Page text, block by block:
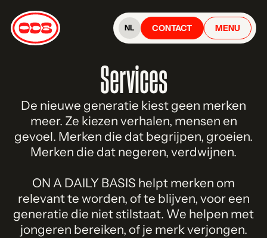
NL CONTACT MENU
Services
De nieuwe generatie kiest geen merken
meer. Ze kiezen verhalen, mensen en
gevoel. Merken die dat begrijpen, groeien.
Merken die dat negeren, verdwijnen.
ON A DAILY BASIS helpt merken om
relevant te worden, of te blijven, voor een
generatie die niet stilstaat. We helpen met
jongeren bereiken, of je merk verjongen.